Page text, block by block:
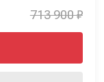
713 900 ₽